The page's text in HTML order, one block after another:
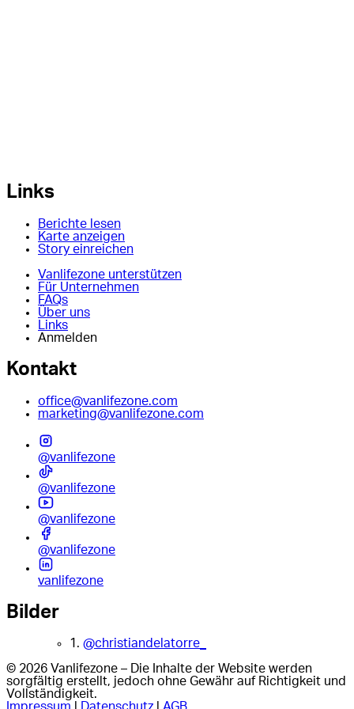
Links
Berichte lesen
Karte anzeigen
Story einreichen
Vanlifezone unterstützen
Für Unternehmen
FAQs
Über uns
Links
Anmelden
Kontakt
office@vanlifezone.com
marketing@vanlifezone.com
@vanlifezone
@vanlifezone
@vanlifezone
@vanlifezone
vanlifezone
Bilder
1. @christiandelatorre_
© 2026 Vanlifezone – Die Inhalte der Website werden
sorgfältig erstellt, jedoch ohne Gewähr auf Richtigkeit und
Vollständigkeit.